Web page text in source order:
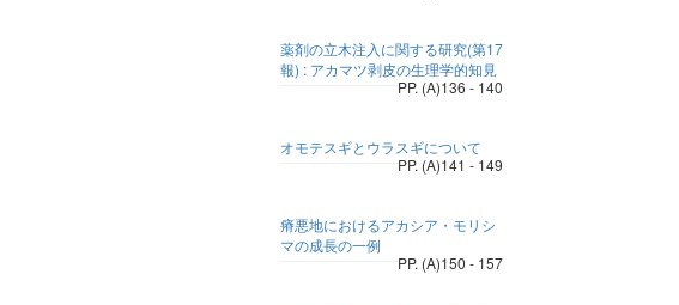
薬剤の立木注入に関する研究(第17
報) : アカマツ剥皮の生理学的知見
PP. (A)136 - 140
オモテスギとウラスギについて
PP. (A)141 - 149
瘠悪地におけるアカシア・モリシ
マの成長の一例
PP. (A)150 - 157